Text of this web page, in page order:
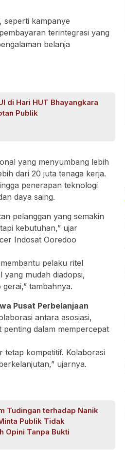
, seperti kampanye
terintegrasi yang
belanja
di Hari HUT Bhayangkara
Publik
yang menyumbang lebih
dari 20 juta tenaga kerja.
penerapan teknologi
daya saing.
pelanggan yang semakin
kebutuhan,” ujar
Indosat Ooredoo
pelaku ritel
yang mudah diadopsi,
tambahnya.
Pusat Perbelanjaan
antara asosiasi,
dalam mempercepat
tetap kompetitif. Kolaborasi
ujarnya.
Tudingan terhadap Nanik
Publik Tidak
Opini Tanpa Bukti